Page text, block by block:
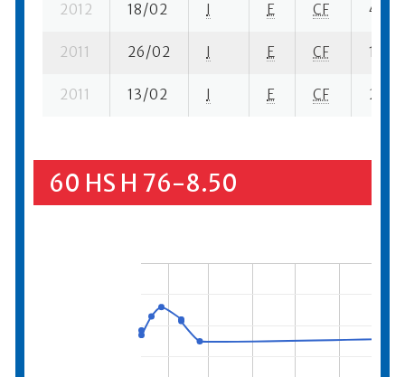
2012 18/02 I E CF 4 se-
2011 26/02 I E CF 1 se-
2011 13/02 I E CF 2 se-
60 HS H 76-8.50